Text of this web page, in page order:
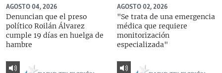
AGOSTO 04, 2026
Denuncian que el preso
político Roilán Álvarez
cumple 19 días en huelga de
hambre
AGOSTO 02, 2026
"Se trata de una emergencia
médica que requiere
monitorización
especializada"